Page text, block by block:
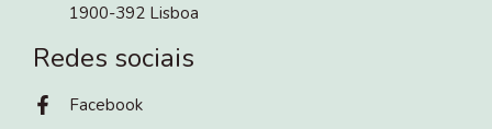
1900-392 Lisboa
Redes sociais
Facebook